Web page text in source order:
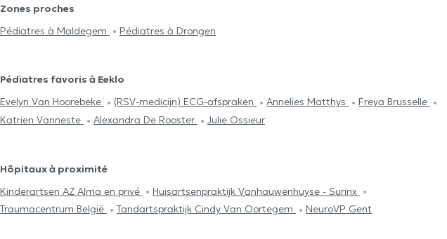
Zones proches
Pédiatres à Maldegem
Pédiatres à Drongen
Pédiatres favoris à Eeklo
Evelyn Van Hoorebeke
(RSV-medicijn) ECG-afspraken Annelies Matthys
Freya Brusselle
Katrien Vanneste
Alexandra De Rooster Julie Ossieur
Hôpitaux à proximité
Kinderartsen AZ Alma en privé
Huisartsenpraktijk Vanhauwenhuyse - Surinx
Traumacentrum België
Tandartspraktijk Cindy Van Oortegem NeuroVP Gent